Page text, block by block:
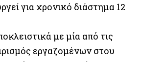
για χρονικό διάστημα 12
με μία από τις
εργαζομένων στου